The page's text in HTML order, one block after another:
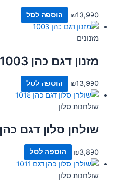
₪13,990 הוספה לסל
מזנונים
מזנון דגם כהן 1003
₪13,990 הוספה לסל
שולחנות סלון
שולחן סלון דגם כהן 1018
₪3,890 הוספה לסל
שולחנות סלון